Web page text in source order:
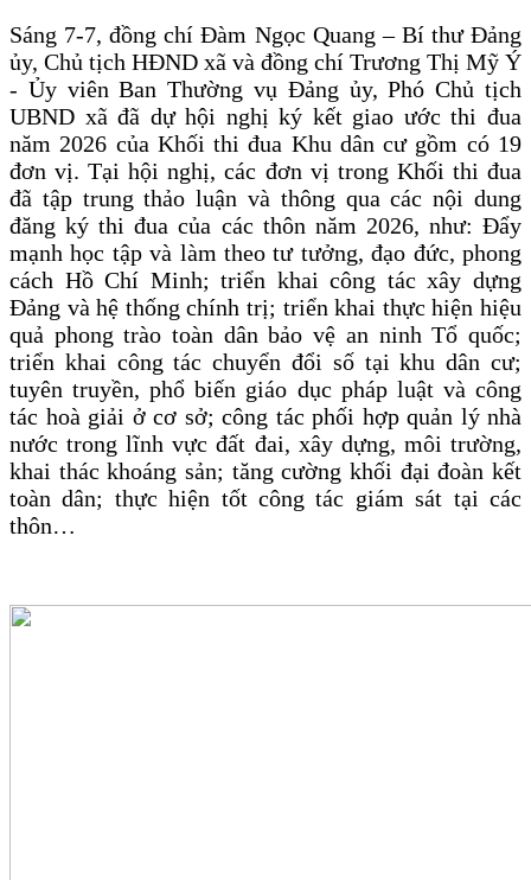
Sáng 7-7, đồng chí Đàm Ngọc Quang – Bí thư Đảng
ủy, Chủ tịch HĐND xã và đồng chí Trương Thị Mỹ Ý
- Ủy viên Ban Thường vụ Đảng ủy, Phó Chủ tịch
UBND xã đã dự hội nghị ký kết giao ước thi đua
năm 2026 của Khối thi đua Khu dân cư gồm có 19
đơn vị. Tại hội nghị, các đơn vị trong Khối thi đua
đã tập trung thảo luận và thông qua các nội dung
đăng ký thi đua của các thôn năm 2026, như: Đẩy
mạnh học tập và làm theo tư tưởng, đạo đức, phong
cách Hồ Chí Minh; triển khai công tác xây dựng
Đảng và hệ thống chính trị; triển khai thực hiện hiệu
quả phong trào toàn dân bảo vệ an ninh Tổ quốc;
triển khai công tác chuyển đổi số tại khu dân cư;
tuyên truyền, phổ biến giáo dục pháp luật và công
tác hoà giải ở cơ sở; công tác phối hợp quản lý nhà
nước trong lĩnh vực đất đai, xây dựng, môi trường,
khai thác khoáng sản; tăng cường khối đại đoàn kết
toàn dân; thực hiện tốt công tác giám sát tại các
thôn…